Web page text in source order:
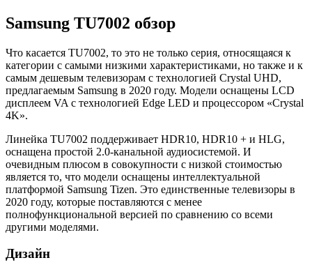
Samsung TU7002 обзор
Что касается TU7002, то это не только серия, относящаяся к
категории с самыми низкими характеристиками, но также и к
самым дешевым телевизорам с технологией Crystal UHD,
предлагаемым Samsung в 2020 году. Модели оснащены LCD
дисплеем VA с технологией Edge LED и процессором «Crystal
4K».
Линейка TU7002 поддерживает HDR10, HDR10 + и HLG,
оснащена простой 2.0-канальной аудиосистемой. И
очевидным плюсом в совокупности с низкой стоимостью
является то, что модели оснащены интеллектуальной
платформой Samsung Tizen. Это единственные телевизоры в
2020 году, которые поставляются с менее
полнофункциональной версией по сравнению со всеми
другими моделями.
Дизайн